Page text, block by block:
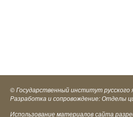
©Государственный институт
Разработка и сопровождение: Отделы
Использование материалов сайта